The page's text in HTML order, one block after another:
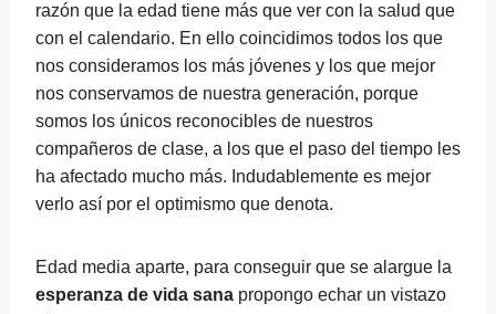
razón que la edad tiene más que ver con la salud que
con el calendario. En ello coincidimos todos los que
nos consideramos los más jóvenes y los que mejor
nos conservamos de nuestra generación, porque
somos los únicos reconocibles de nuestros
compañeros de clase, a los que el paso del tiempo les
ha afectado mucho más. Indudablemente es mejor
verlo así por el optimismo que denota.
Edad media aparte, para conseguir que se alargue la
esperanza de vida sana propongo echar un vistazo